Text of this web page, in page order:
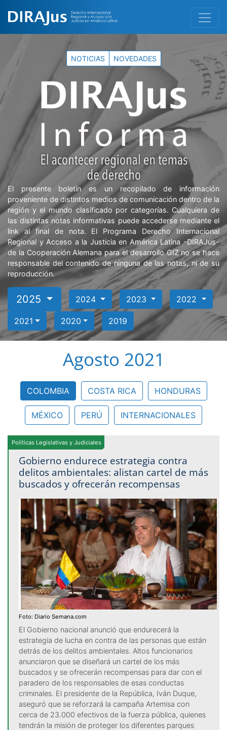
NOTICIAS NOVEDADES
El presente boletín es un recopilado de información
proveniente de distintos medios de comunicación dentro de la
región y el mundo clasificado por categorías. Cualquiera de
las distintas notas informativas puede accederse mediante el
link al final de nota. El Programa Derecho Internacional
Regional y Acceso a la Justicia en América Latina -DIRAJus-
de la Cooperación Alemana para el desarrollo GIZ no se hace
responsable del contenido de ninguna de las notas, ni de su
reproducción.
2025 2024 2023 2022
2021 2020 2019
Agosto 2021
COLOMBIA COSTA RICA HONDURAS
MÉXICO PERÚ INTERNACIONALES
Políticas Legislativas y Judiciales
Gobierno endurece estrategia contra
delitos ambientales: alistan cartel de más
buscados y ofrecerán recompensas
Foto: Diario Semana.com
El Gobierno nacional anunció que endurecerá la
estrategia de lucha en contra de las personas que están
detrás de los delitos ambientales. Altos funcionarios
anunciaron que se diseñará un cartel de los más
buscados y se ofrecerán recompensas para dar con el
paradero de los responsables de esas conductas
criminales. El presidente de la República, Iván Duque,
aseguró que se reforzará la campaña Artemisa con
cerca de 23.000 efectivos de la fuerza pública, quienes
tendrán la misión de proteger los diferentes parques